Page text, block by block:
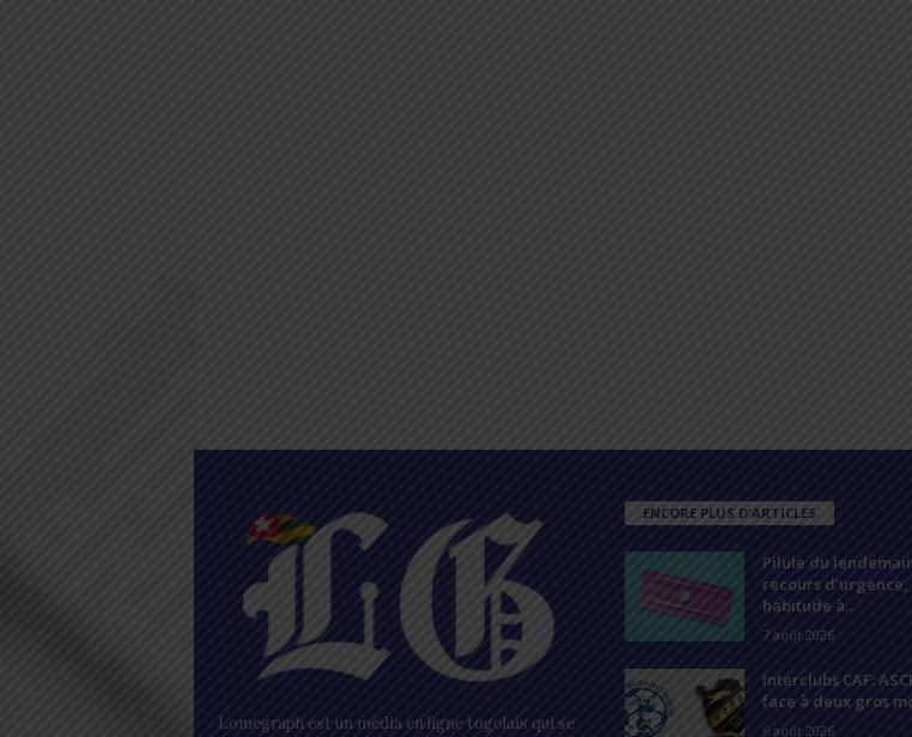
Lomegraph est un média en ligne togolais qui se
ENCORE PLUS D'ARTICLES
Pilule du
recours d’urgence,
habitude à...
7 août 2026
Interclubs CAF:
face à deux gros
6 août 2026